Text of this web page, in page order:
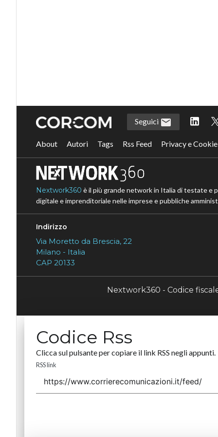
Seguici
About Autori Tags Rss Feed Privacy e
Nextwork360 è il più grande network in Italia di testate e
digitale e imprenditoriale nelle imprese e pubbliche
Indirizzo
Via Moretto da Brescia, 22
Milano - Italia
CAP 20133
Nextwork360 - Codice
Codice Rss
Clicca sul pulsante per copiare il link RSS negli appunti.
RSS link